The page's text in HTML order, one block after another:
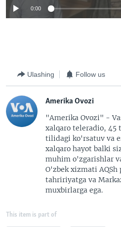
0:00
Ulashing Follow us
Amerika Ovozi
"Amerika Ovozi" -
xalqaro teleradio, 45
tilidagi ko'rsatuv va
xalqaro hayot balki
muhim o'zgarishlar
O'zbek xizmati
tahririyatga va
muxbirlarga ega.
This item is part of